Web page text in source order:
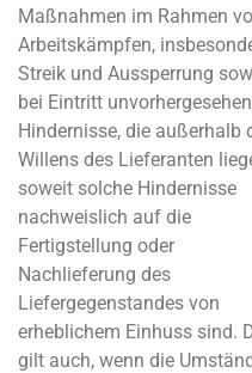
Maßnahmen im Rahmen
Arbeitskämpfen,
Streik und Aussperrung
bei Eintritt
Hindernisse, die außerhalb
Willens des Lieferanten
soweit solche Hindernisse
nachweislich auf die
Fertigstellung oder
Nachlieferung des
Liefergegenstandes von
erheblichem Einhuss sind.
gilt auch, wenn die